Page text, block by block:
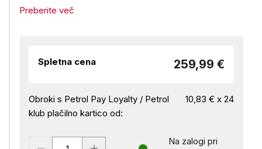
Preberite več
Spletna cena 259,99 €
Obroki s Petrol Pay Loyalty / Petrol
klub plačilno kartico od:
10,83 € x 24
Na zalogi pri